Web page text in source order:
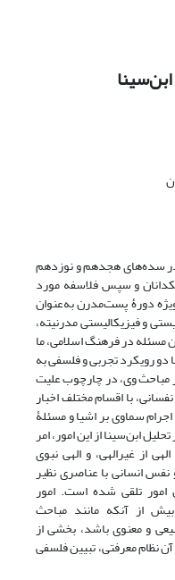
سده‌های هجدهم و نوزدهم
و سپس فلاسفه مورد
دورۀ پست‌مدرن به‌عنوان
و فیزیکالیستی مدرنیته،
در فرهنگ اسلامی، ما
دو رویکرد تجربی و فلسفی به
مباحث وی، در چارچوب علیت
با اقسام مختلف اخبار
اجرام سماوی بر اشیا و مسئلۀ
ابن‌سینا از این امور، امر
از غیرالهی، و الهی نبوی
نفس انسانی با عناصری نظیر
امور تلقی شده است. امور
از آنکه مانند مباحث
و معنوی باشد، بخشی از
نظام معرفتی، تبیین فلسفی